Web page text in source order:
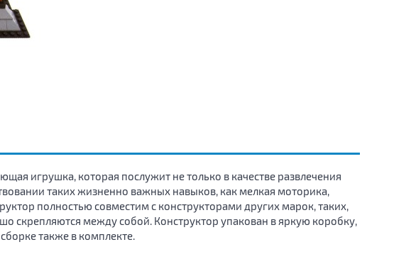
игрушка, которая послужит не только в качестве развлечения
таких жизненно важных навыков, как мелкая моторика,
полностью совместим с конструкторами других марок, таких,
скрепляются между собой. Конструктор упакован в яркую коробку,
также в комплекте.